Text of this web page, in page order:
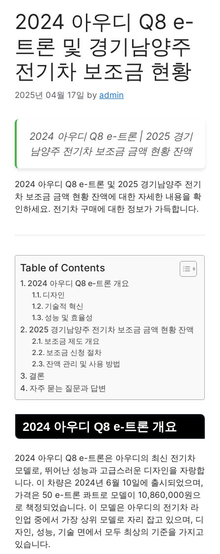
2024 아우디 Q8 e-
트론 및 경기남양주
전기차 보조금 현황
2025년 04월 17일 by admin
2024 아우디 Q8 e-트론 | 2025 경기
남양주 전기차보조금 금액 현황 잔액
2024 아우디 Q8 e-트론 및 2025 경기남양주 전기
차 보조금 금액 현황 잔액에 대한 자세한 내용을 확
인하세요. 전기차 구매에 대한 정보가 가득합니다.
Table of Contents
2024 아우디 Q8 e-트론 개요
디자인
기술적 혁신
성능 및 효율성
2025 경기남양주 전기차 보조금 금액 현황 잔액
보조금 제도 개요
보조금 신청 절차
잔액 관리 및 사용 방법
결론
자주 묻는 질문과 답변
2024 아우디 Q8 e-트론 개요
2024 아우디 Q8 e-트론은 아우디의 최신 전기차
모델로, 뛰어난 성능과 고급스러운 디자인을 자랑합
니다. 이 차량은 2024년 6월 10일에 출시되었으며,
가격은 50 e-트론 콰트로 모델이 10,860,000원으
로 책정되었습니다. 이 모델은 아우디의 전기차 라
인업 중에서 가장 상위 모델로 자리 잡고 있으며, 디
자인, 성능, 기술 면에서 모두 최상의 기준을 가지고
있습니다.